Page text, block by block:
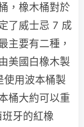
，橡木桶對於
了威士忌 7 成
主要有二種，
美國白橡木製
使用波本桶製
桶大約可以重
牙的紅橡